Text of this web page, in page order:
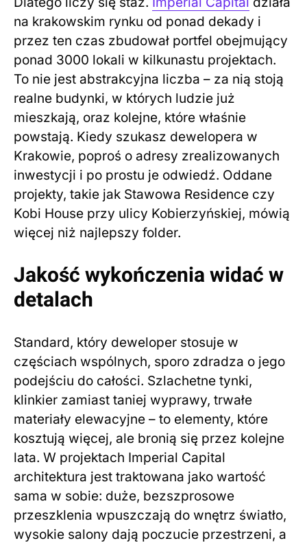
na krakowskim rynku od ponad dekady i
przez ten czas zbudował portfel obejmujący
ponad 3000 lokali w kilkunastu projektach.
To nie jest abstrakcyjna liczba – za nią stoją
realne budynki, w których ludzie już
mieszkają, oraz kolejne, które właśnie
powstają. Kiedy szukasz dewelopera w
Krakowie, poproś o adresy zrealizowanych
inwestycji i po prostu je odwiedź. Oddane
projekty, takie jak Stawowa Residence czy
Kobi House przy ulicy Kobierzyńskiej, mówią
więcej niż najlepszy folder.
Jakość wykończenia widać w
detalach
Standard, który deweloper stosuje w
częściach wspólnych, sporo zdradza o jego
podejściu do całości. Szlachetne tynki,
klinkier zamiast taniej wyprawy, trwałe
materiały elewacyjne – to elementy, które
kosztują więcej, ale bronią się przez kolejne
lata. W projektach Imperial Capital
architektura jest traktowana jako wartość
sama w sobie: duże, bezszprosowe
przeszklenia wpuszczają do wnętrz światło,
wysokie salony dają poczucie przestrzeni, a